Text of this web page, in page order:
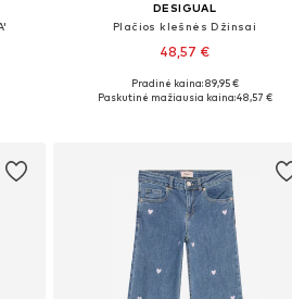
DESIGUAL
Plačios klešnės Džinsai
48,57 €
Yra daugybė dydžių
Pradinė kaina: 89,95 €
Paskutinė mažiausia kaina:48,57 €